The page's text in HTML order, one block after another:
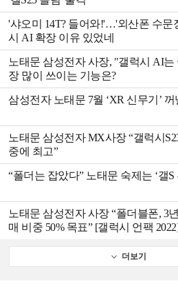
'샤오미 14T? 들어와!'…'외산폰 수문
시 AI 확장 이유 있었네
노태문 삼성전자 사장, "갤럭시 AI는
장 많이 쓰이는 기능은?
삼성전자 노태문 7월 ‘XR 신무기’ 꺼
노태문 삼성전자 MX사장 “갤럭시
중에 최고”
“폴더는 잡았다” 노태문 숙제는 ‘갤S
노태문 삼성전자 사장 “폴더블폰, 3
매 비중 50% 목표” [갤럭시 언팩
더보기